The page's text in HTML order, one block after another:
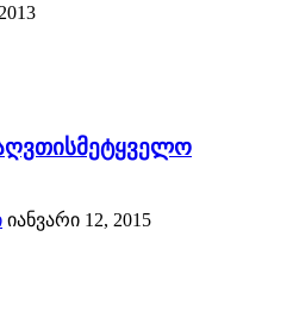
იანვარი 12, 2015